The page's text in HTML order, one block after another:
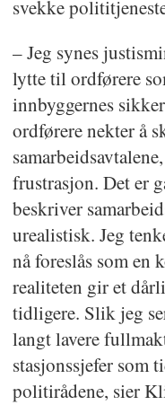
svekke
– Jeg synes
lytte til ordførere
innbyggernes
ordførere nekter å
frustrasjon. Det er
beskriver
urealistisk. Jeg
nå foreslås som en
realiteten gir et
tidligere. Slik jeg
langt lavere
stasjonssjefer som
politirådene, sier